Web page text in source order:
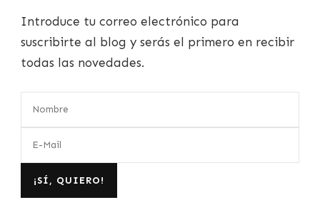
Introduce tu correo electrónico para
suscribirte al blog y serás el primero en recibir
todas las novedades.